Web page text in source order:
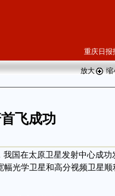
重庆日报
放大 缩
飞成功
国在太原卫星发射中心成功
光学卫星和高分视频卫星顺